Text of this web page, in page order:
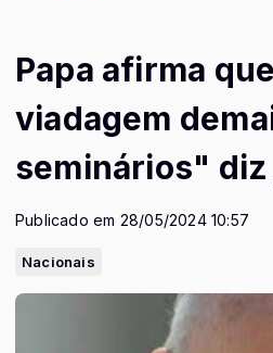
Papa afirma
viadagem
seminários"
Publicado em 28/05/2024 10:57
Nacionais